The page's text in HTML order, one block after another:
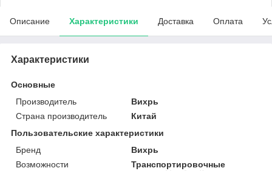
Описание Характеристики Доставка Оплата
Характеристики
Основные
Производитель
Вихрь
Страна производитель
Китай
Пользовательские характеристики
Бренд
Вихрь
Возможности
Транспортировочные